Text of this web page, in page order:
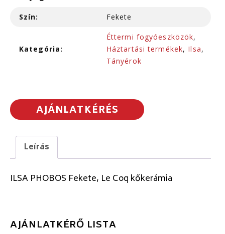
Szín: Fekete
Kategória:
Éttermi fogyóeszközök,
Háztartási termékek, Ilsa,
Tányérok
AJÁNLATKÉRÉS
Leírás
ILSA PHOBOS Fekete, Le Coq kőkerámia
AJÁNLATKÉRŐ LISTA